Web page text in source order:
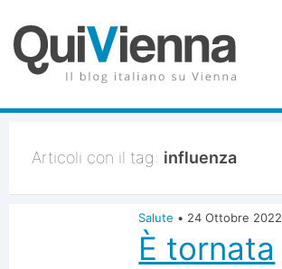
Articoli con il tag: influenza
Salute • 24 Ottobre 2022
È tornata